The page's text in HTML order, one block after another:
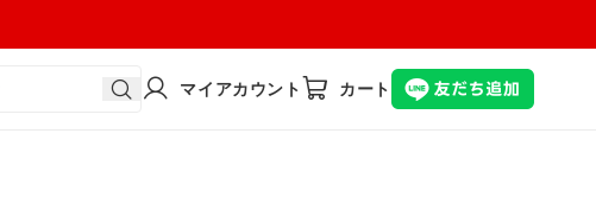
マイアカウント カート